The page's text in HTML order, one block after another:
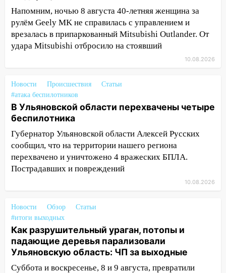
контроля администрации Ульяновска
11:12
В Ульяновской области в огне
погиб один человек
12 человек погибли и 39 получили
Нижнекамск
10:51 В Ульяновской области
перехвачены четыре беспилотника
10:15 Соцсети: мотоциклист врезался в
«Калину» в Новом городе
10:11 Во время атаки беспилотников в
Нижнекамске погибли люди: в
10:06
месячной нормы осадков и упало 111
деревьев в Ульяновске
10:00 В Кузоватово ураганный ветер
повредил кровли районного дома
культуры и школы
Напомним, ночью 8 августа 40-летняя женщина за
рулём Geely MK не справилась с управлением и
врезалась в припаркованный Mitsubishi Outlander. От
удара Mitsubishi отбросило на стоявший
10.08.2026
Новости Происшествия
Статьи
#атака беспилотников
В Ульяновской области перехвачены четыре
беспилотника
Губернатор Ульяновской области Алексей Русских
сообщил, что на территории нашего региона
перехвачено и уничтожено 4 вражеских БПЛА.
Пострадавших и повреждений
10.08.2026
Новости Обзор
Статьи
#итоги выходных
Как разрушительный ураган, потопы и
падающие деревья парализовали
Ульяновскую область: ЧП за выходные
Суббота и воскресенье, 8 и 9 августа, превратили